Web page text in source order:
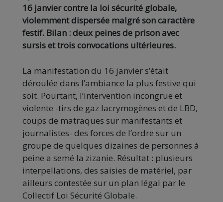
16 janvier contre la loi sécurité globale,
violemment dispersée malgré son caractère
festif. Bilan : deux peines de prison avec
sursis et trois convocations ultérieures.
La manifestation du 16 janvier s’était
déroulée dans l’ambiance la plus festive qui
soit. Pourtant, l’intervention incongrue et
violente -tirs de gaz lacrymogènes et de LBD,
coups de matraques sur manifestants et
journalistes- des forces de l’ordre sur un
groupe de quelques dizaines de personnes à
peine a semé la zizanie. Résultat : plusieurs
interpellations, des saisies de matériel, par
ailleurs contestée sur un plan légal par le
Collectif Loi Sécurité Globale.